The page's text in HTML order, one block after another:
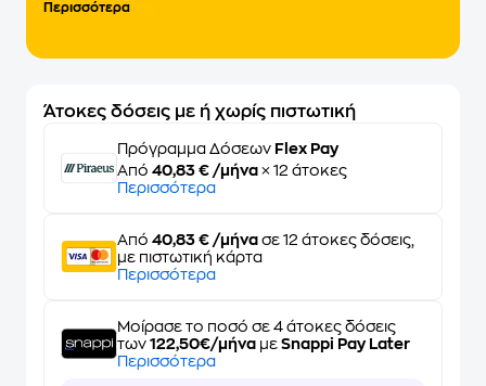
Περισσότερα
Άτοκες δόσεις με ή χωρίς πιστωτική
Πρόγραμμα Δόσεων Flex Pay
Από 40,83 € /μήνα × 12 άτοκες
Περισσότερα
Από 40,83 € /μήνα σε 12 άτοκες δόσεις,
με πιστωτική κάρτα
Περισσότερα
Μοίρασε το ποσό σε 4 άτοκες δόσεις
των 122,50€/μήνα με Snappi Pay Later
Περισσότερα